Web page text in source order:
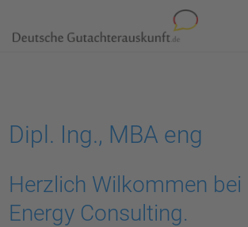
Dipl. Ing., MBA eng
Herzlich Wilkommen bei
Energy Consulting.